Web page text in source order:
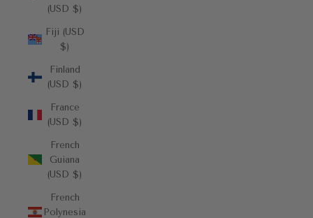
(USD $)
Fiji (USD
$)
Finland
(USD $)
France
(USD $)
French
Guiana
(USD $)
French
Polynesia